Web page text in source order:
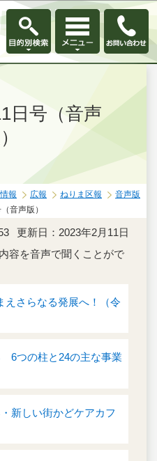
本文へ移動
日号（音声
報 広報 ねりま区報
音声版
音声版）
更新日：2023年2月11日
容を音声で聞くことがで
えさらなる発展へ！（令
6つの柱と24の主な事業
新しい街かどケアカフ